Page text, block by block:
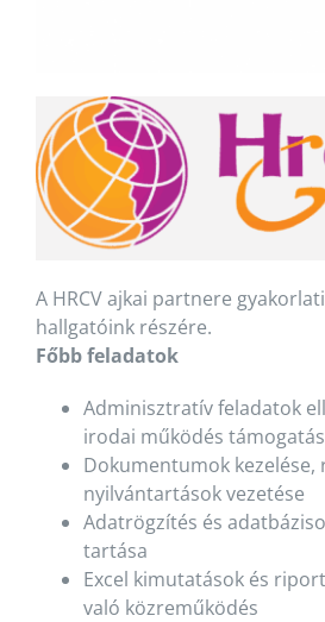
A HRCV ajkai partnere
hallgatóink részére.
Főbb feladatok
Adminisztratív feladatok
irodai működés
Dokumentumok kezelése,
nyilvántartások vezetése
Adatrögzítés és
tartása
Excel kimutatások és
való közreműködés